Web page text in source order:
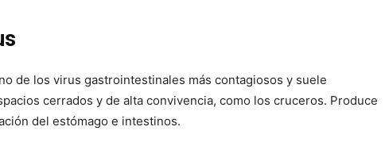
de los virus gastrointestinales más contagiosos y suele
cerrados y de alta convivencia, como los cruceros. Produce
del estómago e intestinos.